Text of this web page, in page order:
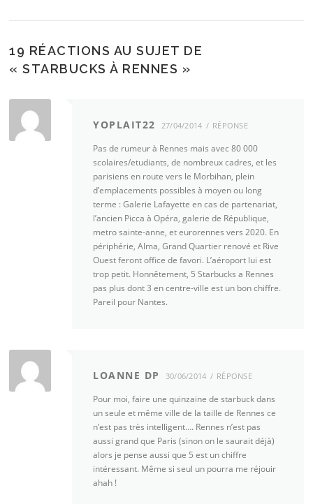
19 RÉACTIONS AU SUJET DE
«STARBUCKS À RENNES »
YOPLAIT22 27/04/2014 RÉPONSE
Pas de rumeur à Rennes mais avec 80 000
scolaires/etudiants, de nombreux cadres, et les
parisiens en route vers le Morbihan, plein
d’emplacements possibles à moyen ou long
terme : Galerie Lafayette en cas de partenariat,
l’ancien Picca à Opéra, galerie de République,
metro sainte-anne, et eurorennes vers 2020. En
périphérie, Alma, Grand Quartier renové et Rive
Ouest feront office de favori. L’aéroport lui est
trop petit. Honnêtement, 5 Starbucks a Rennes
pas plus dont 3 en centre-ville est un bon chiffre.
Pareil pour Nantes.
LOANNE DP 30/06/2014 RÉPONSE
Pour moi, faire une quinzaine de starbuck dans
un seule et même ville de la taille de Rennes ce
n’est pas très intelligent…. Rennes n’est pas
aussi grand que Paris (sinon on le saurait déjà)
alors je pense aussi que 5 est un chiffre
intéressant. Même si seul un pourra me réjouir
ahah !